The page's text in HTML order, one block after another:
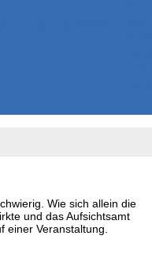
Wie sich allein die
und das Aufsichtsamt
einer Veranstaltung.